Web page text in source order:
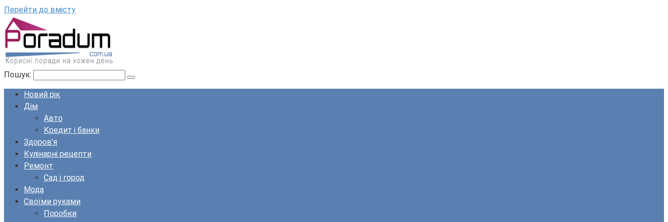
Перейти до вмісту
Пошук:
Новий рік
Дім
Авто
Кредит і банки
Здоров’я
Кулінарні рецепти
Ремонт
Сад і город
Мода
Своїми руками
Поробки